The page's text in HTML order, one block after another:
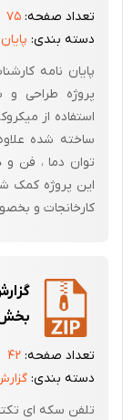
تعداد صفحه: ۷۵
دسته بندی:
پایان نامه
پروژه طراحی و
ساخته شده
توان دما ، فن
این پروژه کمک
کارخانجات و
بخش
تعداد صفحه: ۴۲
دسته بندی: